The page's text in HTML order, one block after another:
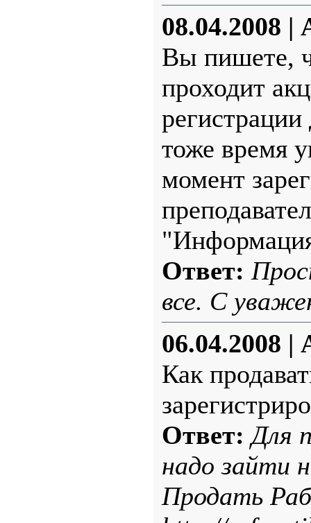
08.04.2008 |
Вы пишете,
проходит
тоже время
момент
Ответ:
все. С
06.04.2008 |
Как
Ответ: Для
надо зайти
Продать